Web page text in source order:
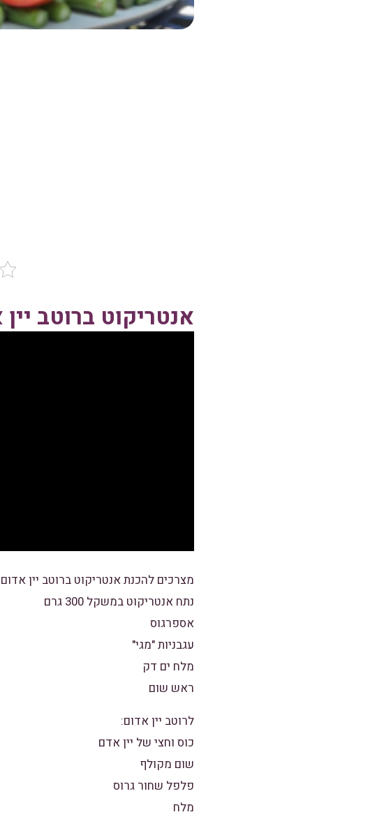
אנטריקוט ברוטב
מצרכים להכנת אנטריקוט ברוטב יין
נתח אנטריקוט במשקל 300 גרם
אספרגוס
עגבניות "מגי"
מלח ים דק
ראש שום
לרוטב יין אדום:
כוס וחצי של יין אדם
שום מקולף
פלפל שחור גרוס
מלח